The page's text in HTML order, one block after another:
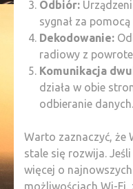
Odbiór:
sygnał za
Dekodowanie:
radiowy z
Komunikacja
działa w obie
odbieranie danych.
Warto zaznaczyć, że
stale się rozwija.
więcej o
możliwościach Wi-